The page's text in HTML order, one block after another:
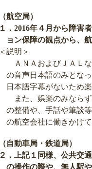
（航空局）
１．2016年４月から障害
ョン保障の観点から、
＜説明＞
ＡＮＡおよびＪＡＬ
の音声日本語のみとな
日本語字幕がないため
また、娯楽のみなら
の整備や、手話や筆談
の航空会社に働きかけて
（自動車局・鉄道局）
２．上記１同様、公共交
の操作の際や、無人駅